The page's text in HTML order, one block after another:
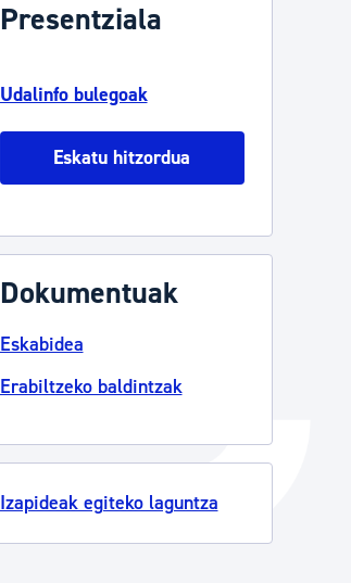
Izapideen katalogoa
Presentziala
Udalinfo bulegoak
Eskatu hitzordua
Dokumentuak
Eskabidea
Erabiltzeko baldintzak
Izapideak egiteko laguntza